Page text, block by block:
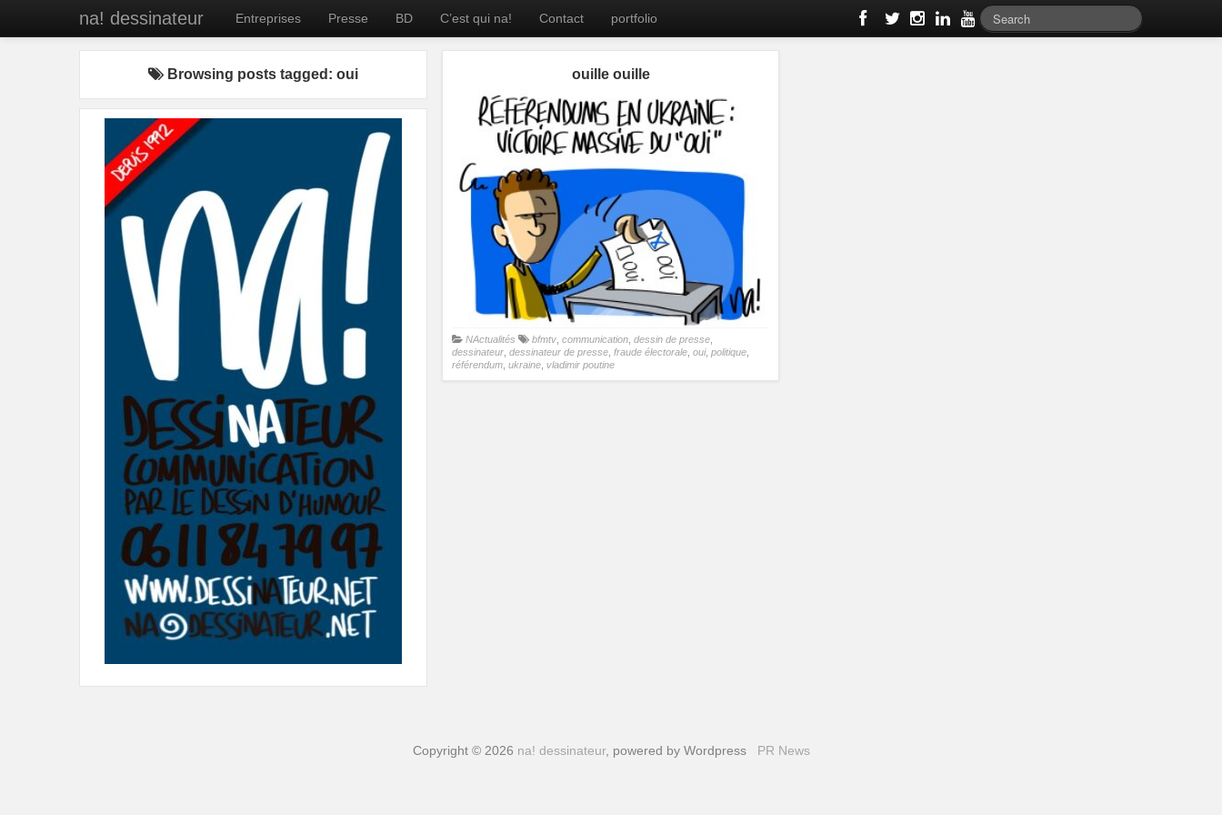
na! dessinateur Entreprises Presse BD C’est qui na! Contact portfolio
Browsing posts tagged: oui ouille ouille
NActualités bfmtv communication dessin de presse
dessinateur dessinateur de presse fraude électorale oui, politique
référendum ukraine vladimir poutine
Copyright © 2026 na! dessinateur, powered by Wordpress PR News